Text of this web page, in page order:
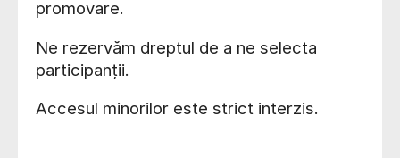
promovare.
Ne rezervăm dreptul de a ne selecta
participanții.
Accesul minorilor este strict interzis.